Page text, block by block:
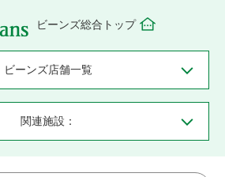
ビーンズ総合トップ
ビーンズ店舗一覧
関連施設：